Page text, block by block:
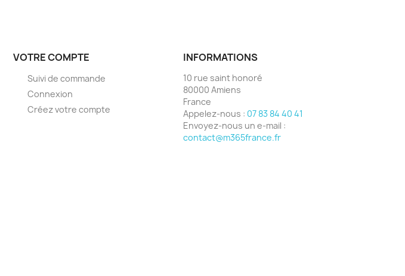
VOTRE COMPTE
Suivi de commande
Connexion
Créez votre compte
INFORMATIONS
10 rue saint honoré
80000 Amiens
France
Appelez-nous : 07 83 84 40 41
Envoyez-nous un e-mail :
contact@m365france.fr